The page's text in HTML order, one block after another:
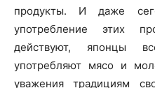
продукты. И даже
употребление этих
действуют, японцы
употребляют мясо и
уважения традициям